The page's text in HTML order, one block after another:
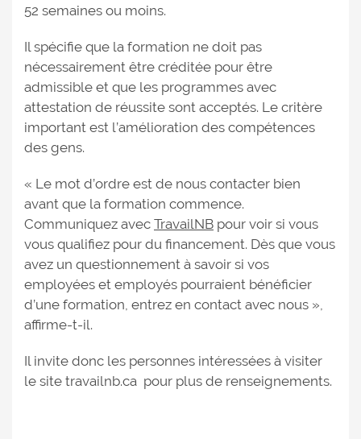
52 semaines ou moins.
Il spécifie que la formation ne doit pas
nécessairement être créditée pour être
admissible et que les programmes avec
attestation de réussite sont acceptés. Le critère
important est l’amélioration des compétences
des gens.
« Le mot d’ordre est de nous contacter bien
avant que la formation commence.
Communiquez avec TravailNB pour voir si vous
vous qualifiez pour du financement. Dès que vous
avez un questionnement à savoir si vos
employées et employés pourraient bénéficier
d’une formation, entrez en contact avec nous »,
affirme-t-il.
Il invite donc les personnes intéressées à visiter
le site travailnb.ca pour plus de renseignements.